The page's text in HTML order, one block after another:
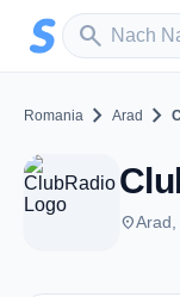
Zum Hauptinhalt
search
Sender suchen
Romania chevron_right Arad chevron_right
placeArad,